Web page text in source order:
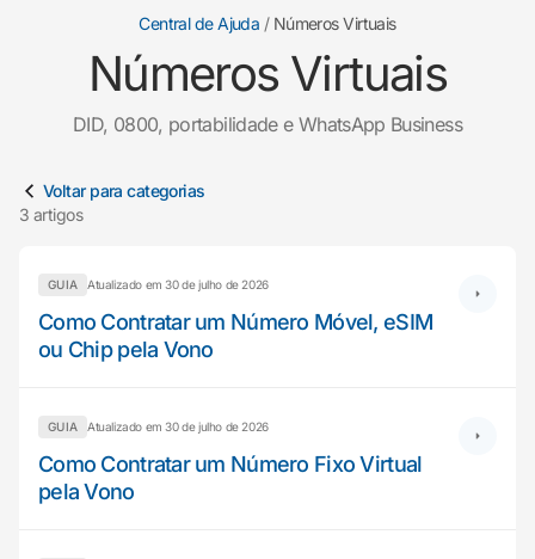
Central de Ajuda / Números Virtuais
Números Virtuais
DID, 0800, portabilidade e WhatsApp Business
Artigos em Números Virtuais
Voltar para categorias
3 artigos
GUIA Atualizado em 30 de julho de 2026
Como Contratar um Número Móvel, eSIM
ou Chip pela Vono
GUIA Atualizado em 30 de julho de 2026
Como Contratar um Número Fixo Virtual
pela Vono